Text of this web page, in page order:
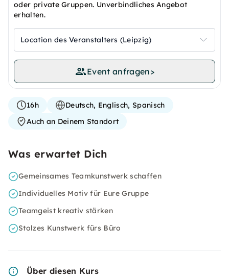
oder private Gruppen. Unverbindliches Angebot
erhalten.
Location des Veranstalters (Leipzig)
Event anfragen>
16h
Deutsch, Englisch, Spanisch
Auch an Deinem Standort
Was erwartet Dich
Gemeinsames Teamkunstwerk schaffen
Individuelles Motiv für Eure Gruppe
Teamgeist kreativ stärken
Stolzes Kunstwerk fürs Büro
Über diesen Kurs